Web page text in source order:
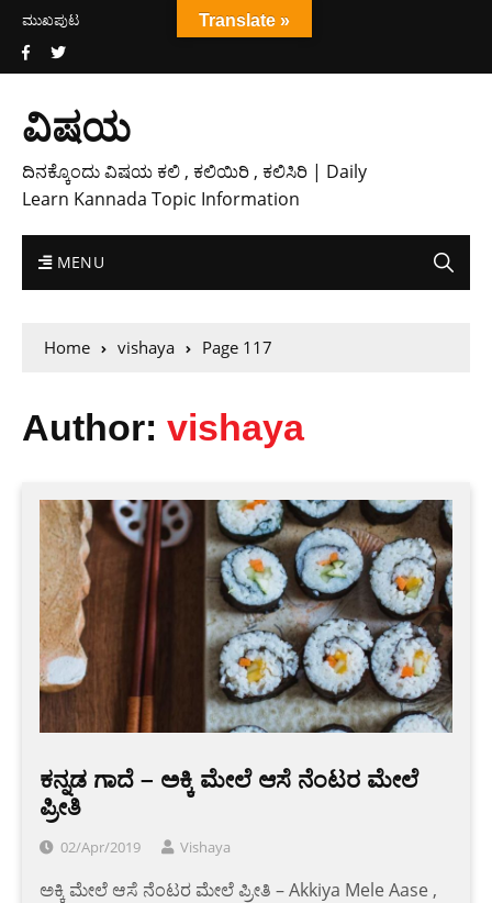
ಮುಖಪುಟ
ವಿಷಯ
ದಿನಕ್ಕೊಂದು ವಿಷಯ ಕಲಿ , ಕಲಿಯಿರಿ , ಕಲಿಸಿರಿ | Daily
Learn Kannada Topic Information
MENU
Home vishaya Page 117
Author: vishaya
ಕನ್ನಡ ಗಾದೆ – ಅಕ್ಕಿ ಮೇಲೆ ಆಸೆ ನೆಂಟರ ಮೇಲೆ
ಪ್ರೀತಿ
02/Apr/2019 Vishaya
ಅಕ್ಕಿ ಮೇಲೆ ಆಸೆ ನೆಂಟರ ಮೇಲೆ ಪ್ರೀತಿ – Akkiya Mele Aase ,
Translate »